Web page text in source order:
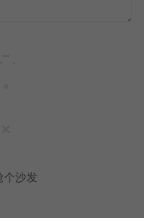
个沙发